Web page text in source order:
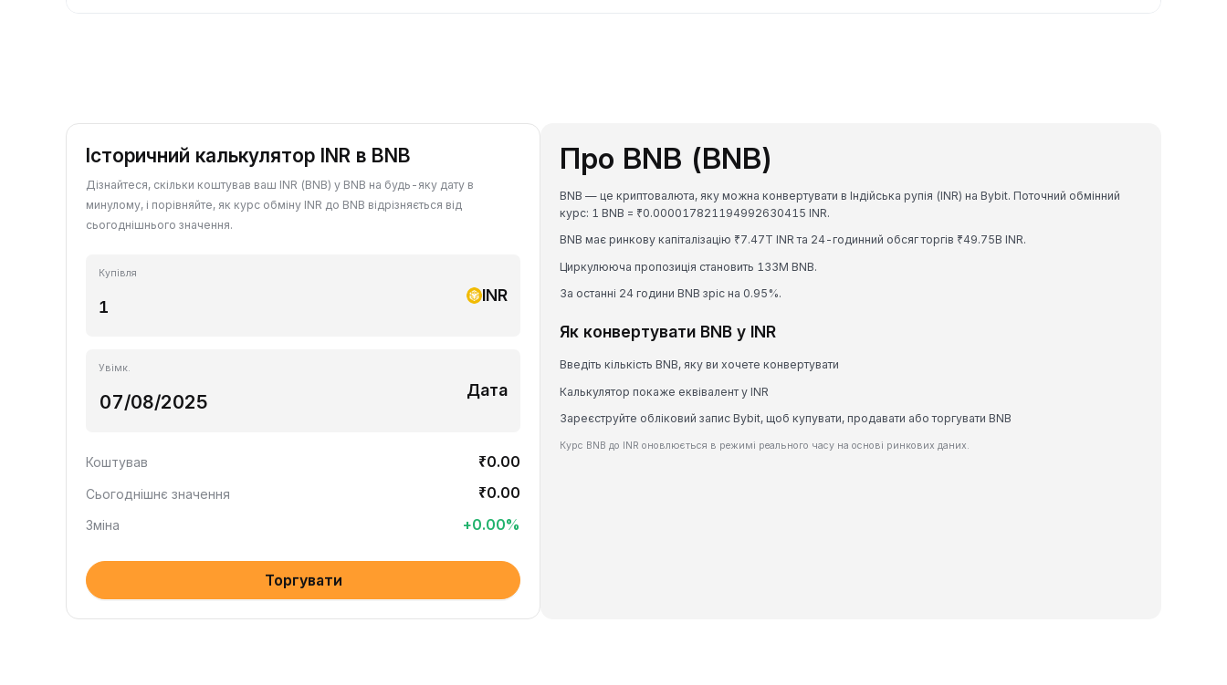
Історичний калькулятор INR в BNB
Дізнайтеся, скільки коштував ваш INR (BNB) у BNB на будь-яку дату в
минулому, і порівняйте, як курс обміну INR до BNB відрізняється від
сьогоднішнього значення.
Купівля
INR
Увімк.
Дата
Коштував ₹0.00
Сьогоднішнє значення ₹0.00
Зміна +0.00%
Торгувати
Про BNB (BNB)
BNB — це криптовалюта, яку можна конвертувати в Індійська рупія (INR) на Bybit. Поточний обмінний
курс: 1 BNB = ₹0.000017821194992630415 INR.
BNB має ринкову капіталізацію ₹7.47T INR та 24-годинний обсяг торгів ₹49.75B INR.
Циркулююча пропозиція становить 133M BNB.
За останні 24 години BNB зріс на 0.95%.
Як конвертувати BNB у INR
Введіть кількість BNB, яку ви хочете конвертувати
Калькулятор покаже еквівалент у INR
Зареєструйте обліковий запис Bybit, щоб купувати, продавати або торгувати BNB
Курс BNB до INR оновлюється в режимі реального часу на основі ринкових даних.